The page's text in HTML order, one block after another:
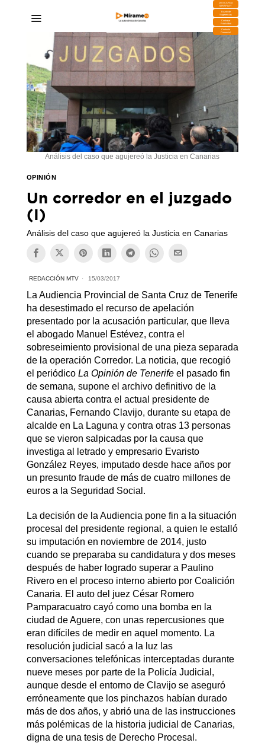
DESCARGA
MIRAPLAY
Buzón de
Sugerencias
Contratar
Publicidad
Contacto
Comercial
Análisis del caso que agujereó la Justicia en Canarias
OPINIÓN
Un corredor en el juzgado
(I)
Análisis del caso que agujereó la Justicia en Canarias
REDACCIÓN MTV 15/03/2017
La Audiencia Provincial de Santa Cruz de Tenerife
ha desestimado el recurso de apelación
presentado por la acusación particular, que lleva
el abogado Manuel Estévez, contra el
sobreseimiento provisional de una pieza separada
de la operación Corredor. La noticia, que recogió
el periódico La Opinión de Tenerifeel pasado fin
de semana, supone el archivo definitivo de la
causa abierta contra el actual presidente de
Canarias, Fernando Clavijo, durante su etapa de
alcalde en La Laguna y contra otras 13 personas
que se vieron salpicadas por la causa que
investiga al letrado y empresario Evaristo
González Reyes, imputado desde hace años por
un presunto fraude de más de cuatro millones de
euros a la Seguridad Social.
La decisión de la Audiencia pone fin a la situación
procesal del presidente regional, a quien le estalló
su imputación en noviembre de 2014, justo
cuando se preparaba su candidatura y dos meses
después de haber logrado superar a Paulino
Rivero en el proceso interno abierto por Coalición
Canaria. El auto del juez César Romero
Pamparacuatro cayó como una bomba en la
ciudad de Aguere, con unas repercusiones que
eran difíciles de medir en aquel momento. La
resolución judicial sacó a la luz las
conversaciones telefónicas interceptadas durante
nueve meses por parte de la Policía Judicial,
aunque desde el entorno de Clavijo se aseguró
erróneamente que los pinchazos habían durado
más de dos años, y abrió una de las instrucciones
más polémicas de la historia judicial de Canarias,
digna de una tesis de Derecho Procesal.